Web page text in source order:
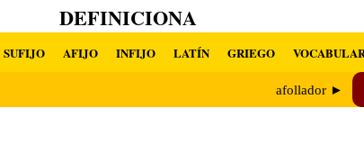
DEFINICIONA
SUFIJO AFIJO INFIJO LATÍN GRIEGO
afollador ►